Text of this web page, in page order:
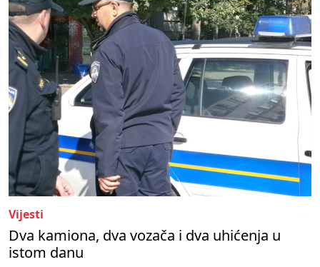
Vijesti
Dva kamiona, dva vozača i dva uhićenja u
istom danu